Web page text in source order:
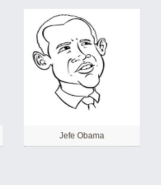
Jefe Obama